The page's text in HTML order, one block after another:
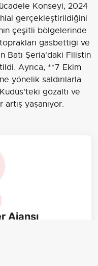
Konseyi, 2024
gerçekleştirildiğini
çeşitli bölgelerinde
gasbettiği ve
Batı Şeria'daki Filistin
Ayrıca, **7 Ekim
yönelik saldırılarla
gözaltı ve
artış yaşanıyor.
Ajansı